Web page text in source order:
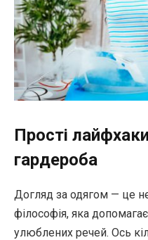
Прості
гардероба
Догляд за одягом — це
філософія, яка
улюблених речей. Ось